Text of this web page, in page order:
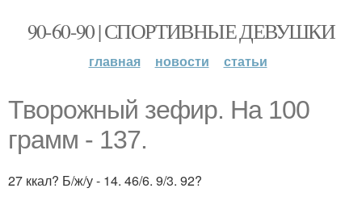
90-60-90 | СПОРТИВНЫЕ ДЕВУШКИ
главная новости статьи
Творожный зефир. На 100
грамм - 137.
27 ккал? Б/ж/у - 14. 46/6. 9/3. 92?